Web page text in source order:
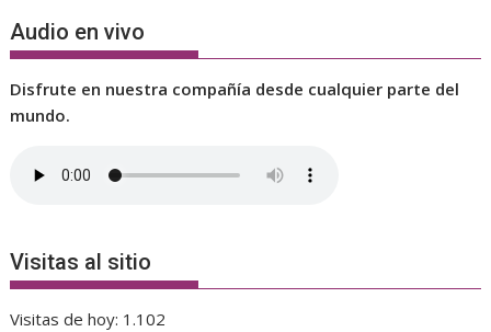
Audio en vivo
Disfrute en nuestra compañía desde cualquier parte del
mundo.
Visitas al sitio
Visitas de hoy: 1.102